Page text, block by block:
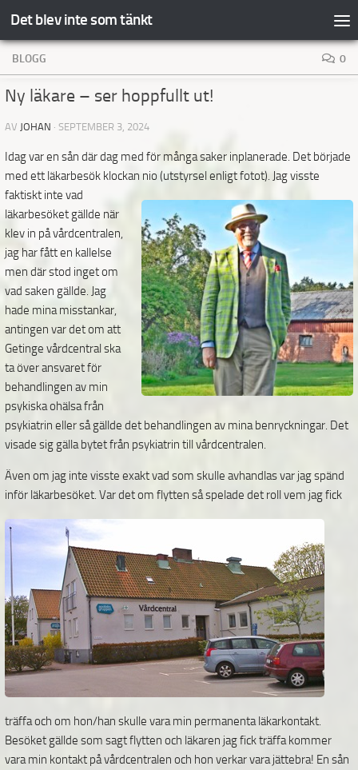
Hoppa till innehåll
Det blev inte som tänkt
BLOGG 0
Ny läkare – ser hoppfullt ut!
AV JOHAN · SEPTEMBER 3, 2024
Idag var en sån där dag med för många saker inplanerade. Det började
med ett läkarbesök klockan nio (utstyrsel enligt fotot). Jag visste
faktiskt inte vad
läkarbesöket gällde när
klev in på vårdcentralen,
jag har fått en kallelse
men där stod inget om
vad saken gällde. Jag
hade mina misstankar,
antingen var det om att
Getinge vårdcentral ska
ta över ansvaret för
behandlingen av min
psykiska ohälsa från
psykiatrin eller så gällde det behandlingen av mina benryckningar. Det
visade sig gälla bytet från psykiatrin till vårdcentralen.
Även om jag inte visste exakt vad som skulle avhandlas var jag spänd
inför läkarbesöket. Vardet om flytten så spelade det roll vem jag fick
träffa och om hon/han skulle vara min permanenta läkarkontakt.
Besöket gällde som sagt flytten och läkaren jag fick träffa kommer
vara min kontakt på vårdcentralen och hon verkar vara jättebra! En sån